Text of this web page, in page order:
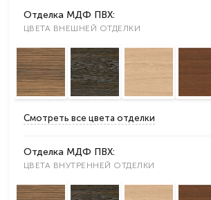
Отделка МДФ ПВХ:
ЦВЕТА ВНЕШНЕЙ ОТДЕЛКИ
Смотреть все цвета отделки
Отделка МДФ ПВХ:
ЦВЕТА ВНУТРЕННЕЙ ОТДЕЛКИ